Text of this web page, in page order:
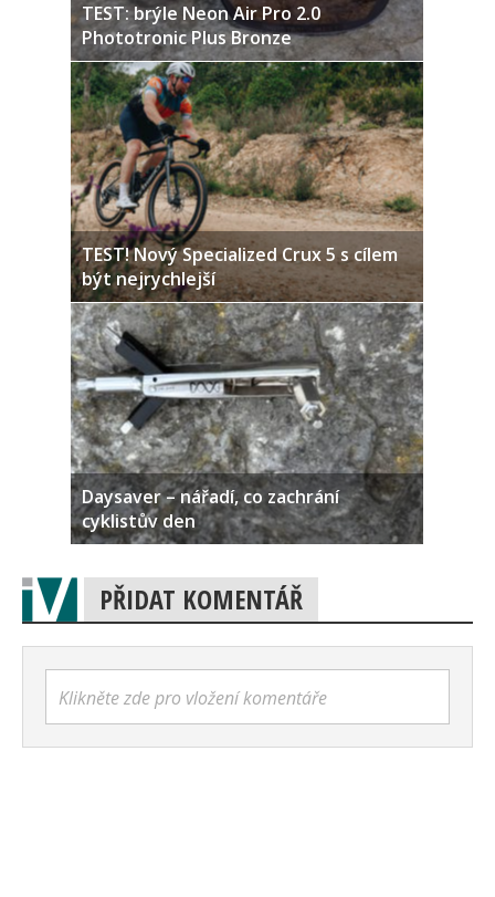
TEST: brýle Neon Air Pro 2.0
Phototronic Plus Bronze
TEST! Nový Specialized Crux 5 s cílem
být nejrychlejší
Daysaver – nářadí, co zachrání
cyklistův den
PŘIDAT KOMENTÁŘ
Klikněte zde pro vložení komentáře